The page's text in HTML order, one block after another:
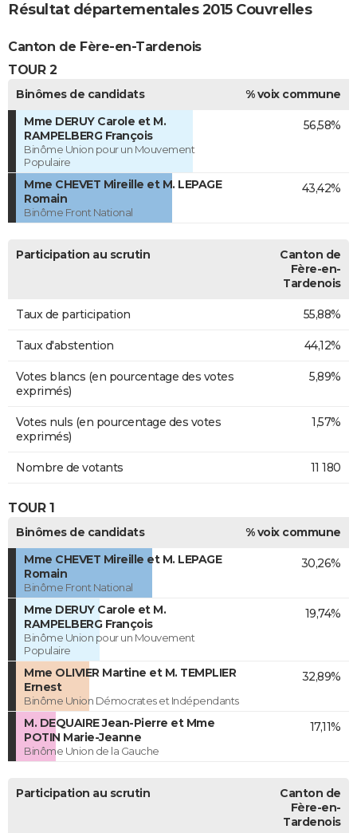
Résultat départementales 2015 Couvrelles
Canton de Fère-en-Tardenois
TOUR 2
Binômes de candidats
% voix commune
Mme DERUY Carole et M.
RAMPELBERG François
Binôme Union pour un Mouvement
Populaire
56,58%
Mme CHEVET Mireille et M. LEPAGE
Romain
Binôme Front National
43,42%
Participation au scrutin
Canton de
Fère-en-
Tardenois
Taux de participation 55,88%
Taux d'abstention 44,12%
Votes blancs (en pourcentage des votes
exprimés)
5,89%
Votes nuls (en pourcentage des votes
exprimés)
1,57%
Nombre de votants 11 180
TOUR 1
Binômes de candidats
% voix commune
Mme CHEVET Mireille et M. LEPAGE
Romain
Binôme Front National
30,26%
Mme DERUY Carole et M.
RAMPELBERG François
Binôme Union pour un Mouvement
Populaire
19,74%
Mme OLIVIER Martine et M. TEMPLIER
Ernest
Binôme Union Démocrates et Indépendants
32,89%
M. DEQUAIRE Jean-Pierre et Mme
POTIN Marie-Jeanne
Binôme Union de la Gauche
17,11%
Participation au scrutin
Canton de
Fère-en-
Tardenois